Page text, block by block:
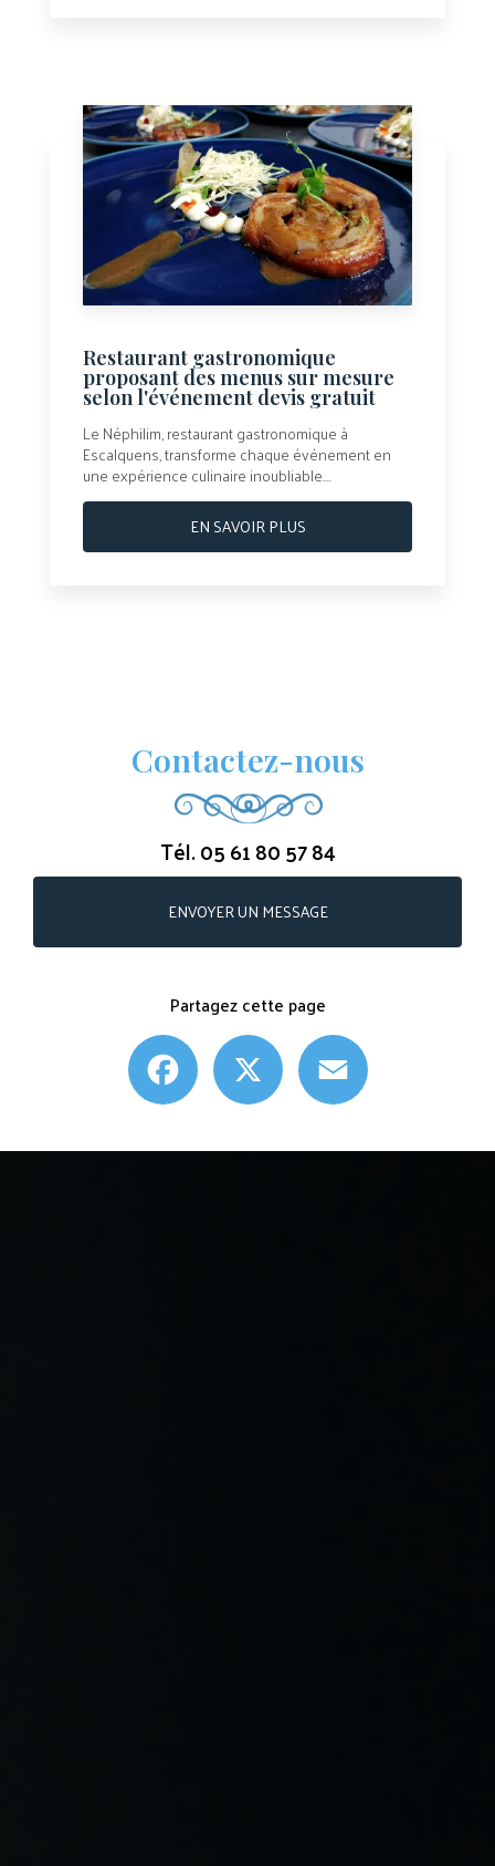
Restaurant gastronomique
proposant des menus sur mesure
selon l'événement devis gratuit
Le Néphilim, restaurant gastronomique à
Escalquens, transforme chaque événement en
une expérience culinaire inoubliable....
EN SAVOIR PLUS
Contactez-nous
Tél.05 61 80 57 84
ENVOYER UN MESSAGE
Partagez cette page
Facebook